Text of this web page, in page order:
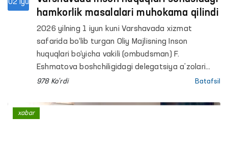
02 Iyu
hamkorlik masalalari muhokama qilindi
2026 yilning 1 iyun kuni Varshavada xizmat
safarida bo‘lib turgan Oliy Majlisning Inson
huquqlari bo‘yicha vakili (ombudsman) F.
Eshmatova boshchiligidagi delegatsiya a’zolari
Yevropada xavfsizlik va hamkorlik tashkilotining
bo‘yicha byurosi (DIIHB) direktori Mariya Telalian
bilan uchrashishdi.
978 Ko'rdi Batafsil
xabar